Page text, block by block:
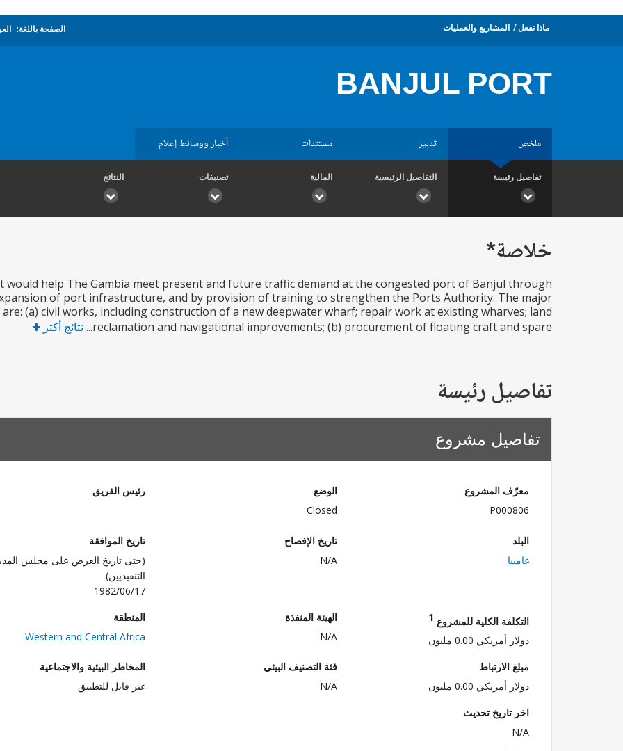
ماذا نفعل المشاريع والعمليات الصفحة باللغة:
BANJUL PORT
ملخص تدبير مستندات أخبار ووسائط إعلام
تفاصيل رئيسة التفاصيل الرئيسية المالية تصنيفات النتائج
خلاصة*
would help The Gambia meet present and future traffic demand at the congested port of Banjul through
of port infrastructure, and by provision of training to strengthen the Ports Authority. The major
(a) civil works, including construction of a new deepwater wharf; repair work at existing wharves; land
reclamation and navigational improvements; (b) procurement of floating craft and spare...
نتائج أكثر
تفاصيل رئيسة
تفاصيل مشروع
معرّف المشروع
P000806
الوضع
Closed
رئيس الفريق
البلد
غامبيا
تاريخ الإفصاح
N/A
تاريخ الموافقة
(حتى تاريخ العرض على مجلس
التنفيذيين)
1982/06/17
التكلفة الكلية للمشروع 1
دولار أمريكي 0.00 مليون
الهيئة المنفذة
N/A
المنطقة
Western and Central Africa
مبلغ الارتباط
دولار أمريكي 0.00 مليون
فئة التصنيف البيئي
N/A
المخاطر البيئية والاجتماعية
غير قابل للتطبيق
اخر تاريخ تحديث
N/A